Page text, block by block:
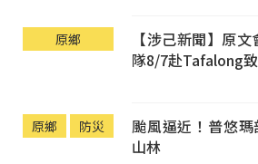
原鄉
【涉己新聞】原
隊8/7赴Tafalong
原鄉 防災
颱風逼近！普悠
山林